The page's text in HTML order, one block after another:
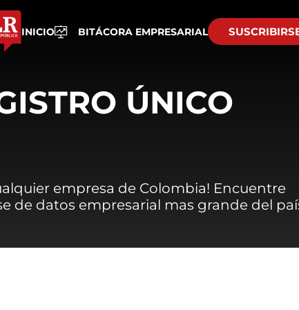
INICIO BITÁCORA EMPRESARIAL
ÚNICO
empresa de Colombia! Encuentre
de datos empresarial mas grande del